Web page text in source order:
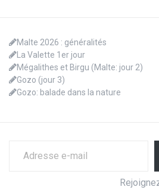
Malte 2026 : généralités
La Valette 1er jour
Mégalithes et Birgu (Malte: jour 2)
Gozo (jour 3)
Gozo: balade dans la nature